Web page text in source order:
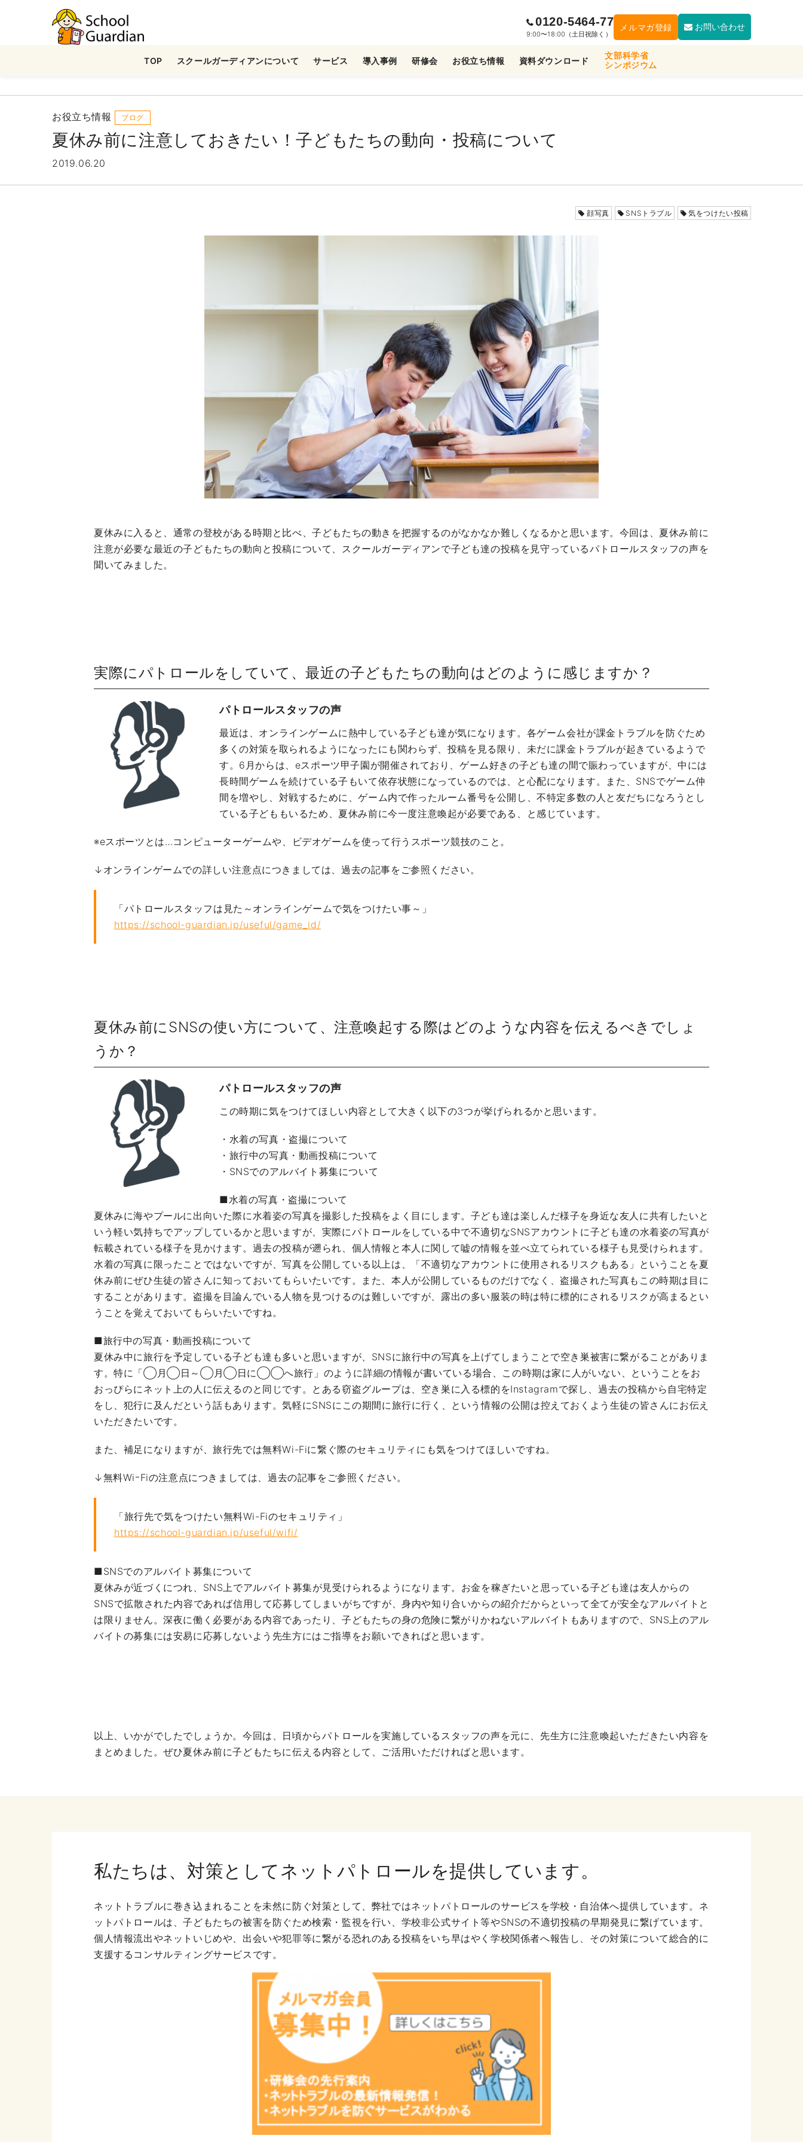
ナ
ビ
ョ
ン
ス
キ
0120-5464-77
9:00〜18:00（土日祝除く）
メルマガ登録 お問い合わせ
TOP スクールガーディアンについて サービス 導入事例 研修会 お役立ち情報 資料ダウンロード
文部科学省
シンポジウム
お役立ち情報 ブログ
夏休み前に注意しておきたい！子どもたちの動向・投稿について
2019.06.20
顔写真 SNSトラブル 気をつけたい投稿
夏休みに入ると、通常の登校がある時期と比べ、子どもたちの動きを把握するのがなかなか難しくなるかと思います。今回は、夏休み前に
注意が必要な最近の子どもたちの動向と投稿について、スクールガーディアンで子ども達の投稿を見守っているパトロールスタッフの声を
聞いてみました。
実際にパトロールをしていて、最近の子どもたちの動向はどのように感じますか？
パトロールスタッフの声
最近は、オンラインゲームに熱中している子ども達が気になります。各ゲーム会社が課金トラブルを防ぐため
多くの対策を取られるようになったにも関わらず、投稿を見る限り、未だに課金トラブルが起きているようで
す。6月からは、eスポーツ甲子園が開催されており、ゲーム好きの子ども達の間で賑わっていますが、中には
長時間ゲームを続けている子もいて依存状態になっているのでは、と心配になります。また、SNSでゲーム仲
間を増やし、対戦するために、ゲーム内で作ったルーム番号を公開し、不特定多数の人と友だちになろうとし
ている子どももいるため、夏休み前に今一度注意喚起が必要である、と感じています。
※eスポーツとは…コンピューターゲームや、ビデオゲームを使って行うスポーツ競技のこと。
↓オンラインゲームでの詳しい注意点につきましては、過去の記事をご参照ください。
「パトロールスタッフは見た～オンラインゲームで気をつけたい事～」
https://school-guardian.jp/useful/game_id/
夏休み前にSNSの使い方について、注意喚起する際はどのような内容を伝えるべきでしょ
うか？
パトロールスタッフの声
この時期に気をつけてほしい内容として大きく以下の3つが挙げられるかと思います。
・水着の写真・盗撮について
・旅行中の写真・動画投稿について
・SNSでのアルバイト募集について
■水着の写真・盗撮について
夏休みに海やプールに出向いた際に水着姿の写真を撮影した投稿をよく目にします。子ども達は楽しんだ様子を身近な友人に共有したいと
いう軽い気持ちでアップしているかと思いますが、実際にパトロールをしている中で不適切なSNSアカウントに子ども達の水着姿の写真が
転載されている様子を見かけます。過去の投稿が遡られ、個人情報と本人に関して嘘の情報を並べ立てられている様子も見受けられます。
水着の写真に限ったことではないですが、写真を公開している以上は、「不適切なアカウントに使用されるリスクもある」ということを夏
休み前にぜひ生徒の皆さんに知っておいてもらいたいです。また、本人が公開しているものだけでなく、盗撮された写真もこの時期は目に
することがあります。盗撮を目論んでいる人物を見つけるのは難しいですが、露出の多い服装の時は特に標的にされるリスクが高まるとい
うことを覚えておいてもらいたいですね。
■旅行中の写真・動画投稿について
夏休み中に旅行を予定している子ども達も多いと思いますが、SNSに旅行中の写真を上げてしまうことで空き巣被害に繋がることがありま
す。特に「◯月◯日～◯月◯日に◯◯へ旅行」のように詳細の情報が書いている場合、この時期は家に人がいない、ということをお
おっぴらにネット上の人に伝えるのと同じです。とある窃盗グループは、空き巣に入る標的をInstagramで探し、過去の投稿から自宅特定
をし、犯行に及んだという話もあります。気軽にSNSにこの期間に旅行に行く、という情報の公開は控えておくよう生徒の皆さんにお伝え
いただきたいです。
また、補足になりますが、旅行先では無料Wi-Fiに繋ぐ際のセキュリティにも気をつけてほしいですね。
↓無料WiｰFiの注意点につきましては、過去の記事をご参照ください。
「旅行先で気をつけたい無料Wi-Fiのセキュリティ」
https://school-guardian.jp/useful/wifi/
■SNSでのアルバイト募集について
夏休みが近づくにつれ、SNS上でアルバイト募集が見受けられるようになります。お金を稼ぎたいと思っている子ども達は友人からの
SNSで拡散された内容であれば信用して応募してしまいがちですが、身内や知り合いからの紹介だからといって全てが安全なアルバイトと
は限りません。深夜に働く必要がある内容であったり、子どもたちの身の危険に繋がりかねないアルバイトもありますので、SNS上のアル
バイトの募集には安易に応募しないよう先生方にはご指導をお願いできればと思います。
以上、いかがでしたでしょうか。今回は、日頃からパトロールを実施しているスタッフの声を元に、先生方に注意喚起いただきたい内容を
まとめました。ぜひ夏休み前に子どもたちに伝える内容として、ご活用いただければと思います。
私たちは、対策としてネットパトロールを提供しています。
ネットトラブルに巻き込まれることを未然に防ぐ対策として、弊社ではネットパトロールのサービスを学校・自治体へ提供しています。ネ
ットパトロールは、子どもたちの被害を防ぐため検索・監視を行い、学校非公式サイト等やSNSの不適切投稿の早期発見に繋げています。
個人情報流出やネットいじめや、出会いや犯罪等に繋がる恐れのある投稿をいち早はやく学校関係者へ報告し、その対策について総合的に
支援するコンサルティングサービスです。